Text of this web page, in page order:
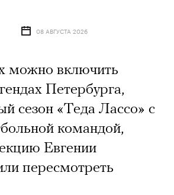
08 АВГУСТА 2026
можно включить
Петербурга,
сезон «Теда Лассо» с
командой,
Евгении
пересмотреть